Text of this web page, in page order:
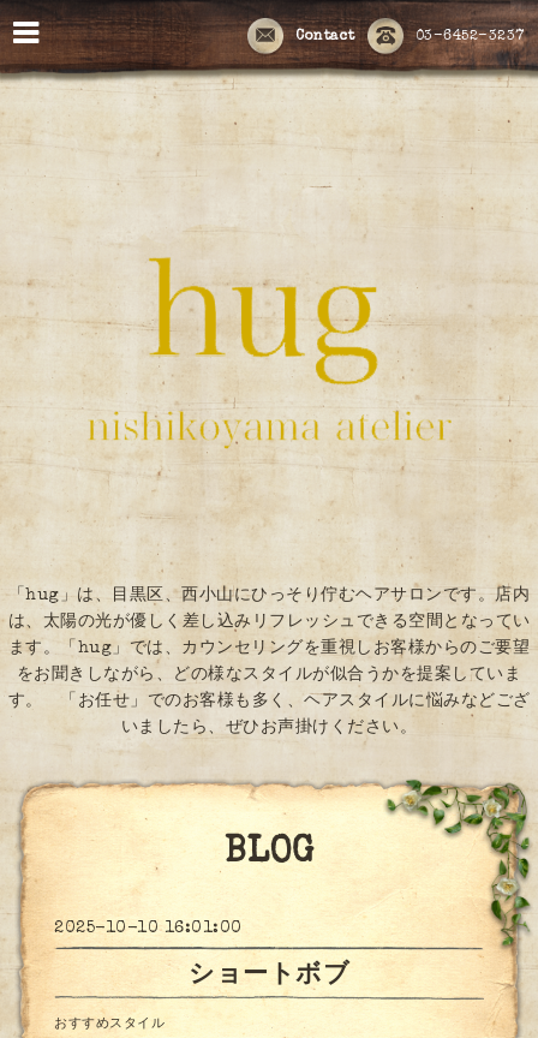
03-6452-3237
Contact
「hug」は、目黒区、西小山にひっそり佇むヘアサロンです。店内
は、太陽の光が優しく差し込みリフレッシュできる空間となってい
ます。「hug」では、カウンセリングを重視しお客様からのご要望
をお聞きしながら、どの様なスタイルが似合うかを提案していま
す。 「お任せ」でのお客様も多く、ヘアスタイルに悩みなどござ
いましたら、ぜひお声掛けください。
BLOG
2025-10-10 16:01:00
ショートボブ
おすすめスタイル